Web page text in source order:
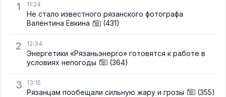
1
11:24
Не стало известного рязанского фотографа
Валентина Евкина
(431)
2 12:34
Энергетики «Рязаньэнерго» готовятся к работе в
условиях непогоды
(364)
3 13:15
Рязанцам пообещали сильную жару и грозы (355)